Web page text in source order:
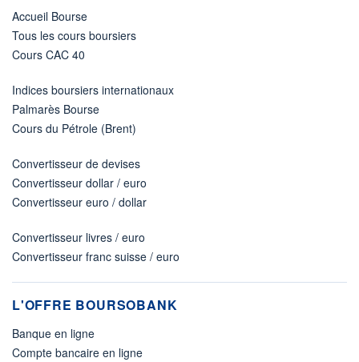
Accueil Bourse
Tous les cours boursiers
Cours CAC 40
Indices boursiers internationaux
Palmarès Bourse
Cours du Pétrole (Brent)
Convertisseur de devises
Convertisseur dollar / euro
Convertisseur euro / dollar
Convertisseur livres / euro
Convertisseur franc suisse / euro
L'OFFRE BOURSOBANK
Banque en ligne
Compte bancaire en ligne